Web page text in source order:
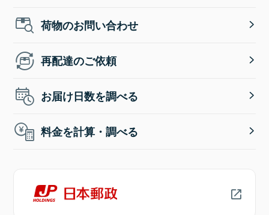
荷物のお問い合わせ
再配達のご依頼
お届け日数を調べる
料金を計算・調べる